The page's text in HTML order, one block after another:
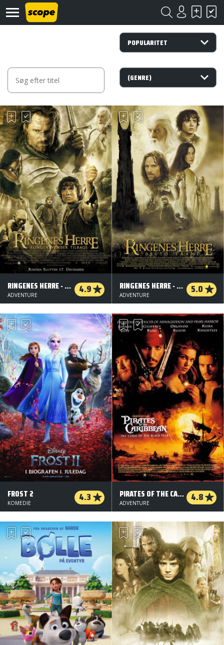
Om
Scope
Kontakt
©
Scope
2020
RINGENES HERRE - KONGEN VENDER TILBAGE 4.9
ADVENTURE
RINGENES HERRE - DE TO TÅRNE 5.0
ADVENTURE
FROST 2 4.3
KOMEDIE
PIRATES OF THE CARIBBEAN - DEN SORTE FORBANDELSE 4.8
ADVENTURE